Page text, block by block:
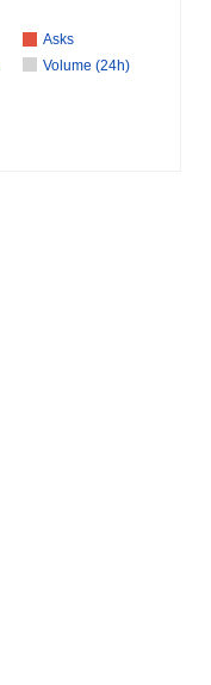
Asks
Volume (24h)